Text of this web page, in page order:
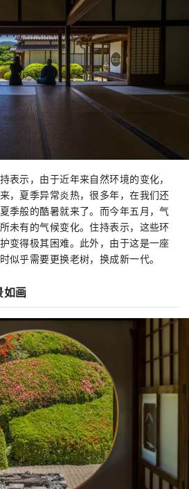
表示，由于近年来自然环境的变化，
，夏季异常炎热，很多年，在我们还
季般的酷暑就来了。而今年五月，气
未有的气候变化。住持表示，这些环
变得极其困难。此外，由于这是一座
似乎需要更换老树，换成新一代。
如画